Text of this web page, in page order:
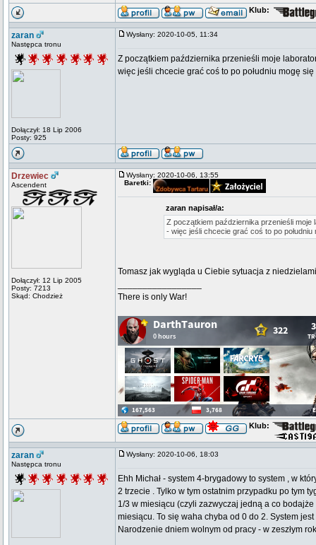
Klub:
zaran
Następca tronu
Dołączył: 18 Lip 2006
Posty: 925
Wysłany: 2020-10-05, 11:34
Z początkiem października przenieśli moje
więc jeśli chcecie grać coś to po południu mogę się
Drzewiec
Ascendent
Dołączył: 12 Lip 2005
Posty: 7213
Skąd: Chodzież
Wysłany: 2020-10-06, 13:55
Baretki:
zaran napisał/a:
Z początkiem października przenieśli
- więc jeśli chcecie grać coś to po południu
Tomasz jak wygląda u Ciebie sytuacja z
There is only War!
Klub:
zaran
Następca tronu
Wysłany: 2020-10-06, 18:03
Ehh Michał - system 4-brygadowy to system , w
2 trzecie . Tylko w tym ostatnim przypadku po tym
1/3 w miesiącu (czyli zazwyczaj jedną a co
miesiącu. To się waha chyba od 0 do 2. System
Narodzenie dniem wolnym od pracy - w zeszłym